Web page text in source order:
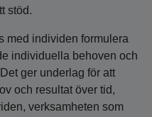
stöd.
med individen formulera
individuella behoven och
ger underlag för att
och resultat över tid,
verksamheten som